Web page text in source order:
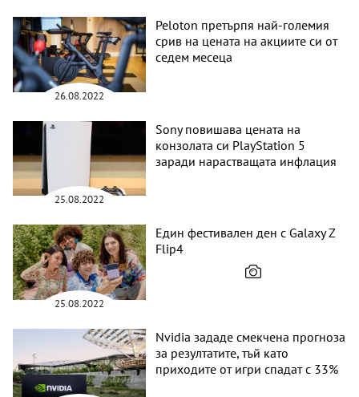
26.08.2022
Peloton претърпя най-големия
срив на цената на акциите си от
седем месеца
25.08.2022
Sony повишава цената на
конзолата си PlayStation 5
заради нарастващата инфлация
25.08.2022
Един фестивален ден с Galaxy Z
Flip4
Nvidia зададе смекчена прогноза
за резултатите, тъй като
приходите от игри спадат с 33%